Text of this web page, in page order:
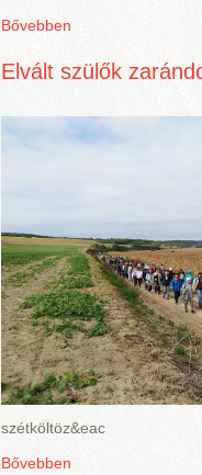
Bővebben
Elvált szülők
szétköltöz&eac
Bővebben